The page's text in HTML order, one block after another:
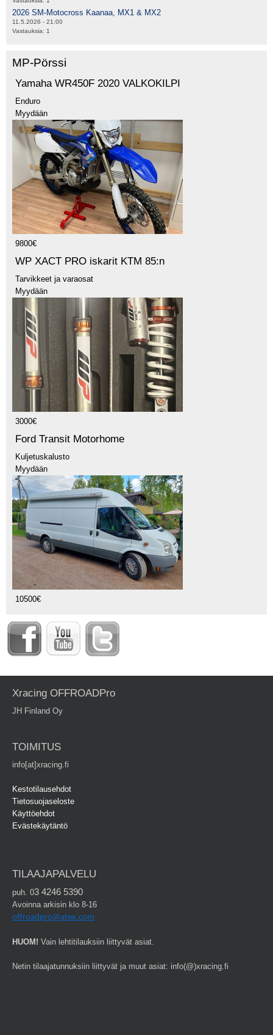
2026 SM-Motocross Kaanaa, MX1 & MX2
11.5.2026 - 21:00
Vastauksia: 1
MP-Pörssi
Yamaha WR450F 2020 VALKOKILPI
Enduro
Myydään
9800€
WP XACT PRO iskarit KTM 85:n
Tarvikkeet ja varaosat
Myydään
3000€
Ford Transit Motorhome
Kuljetuskalusto
Myydään
10500€
Xracing OFFROADPro
JH Finland Oy
TOIMITUS
info[at]xracing.fi
Kestotilausehdot
Tietosuojaseloste
Käyttöehdot
Evästekäytäntö
TILAAJAPALVELU
puh. 03 4246 5390
Avoinna arkisin klo 8-16
offroadpro@atex.com
HUOM! Vain lehtitilauksiin liittyvät asiat.
Netin tilaajatunnuksiin liittyvät ja muut asiat: info(@)xracing.fi